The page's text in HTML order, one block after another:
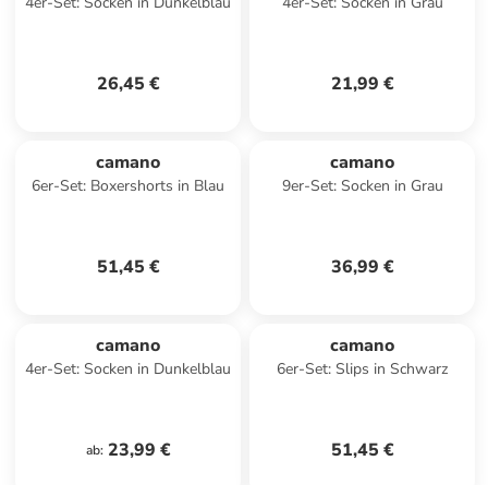
26,45 € 21,99 €
camano
6er-Set: Boxershorts in Blau
51,45 €
camano
9er-Set: Socken in Grau
36,99 €
camano
4er-Set: Socken in Dunkelblau
ab: 23,99 €
camano
6er-Set: Slips in Schwarz
51,45 €